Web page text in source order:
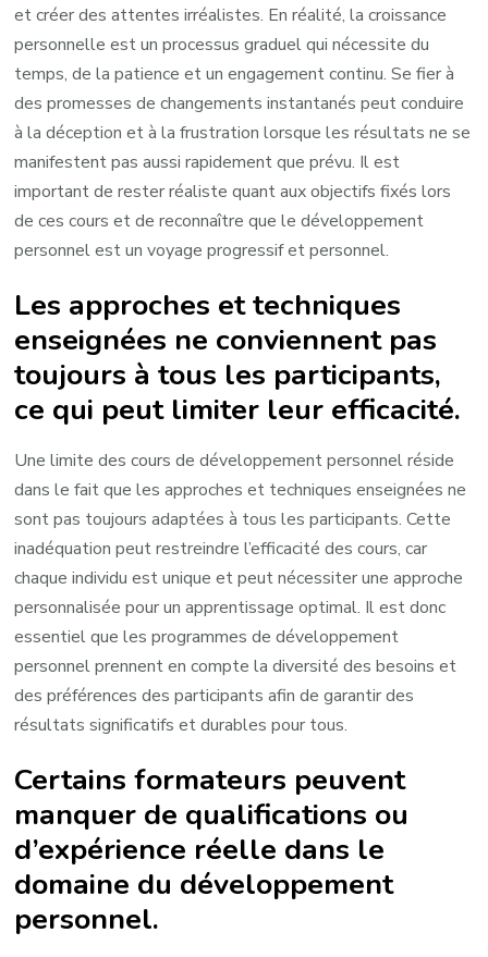
et créer des attentes irréalistes. En réalité, la croissance
personnelle est un processus graduel qui nécessite du
temps, de la patience et un engagement continu. Se fier à
des promesses de changements instantanés peut conduire
à la déception et à la frustration lorsque les résultats ne se
manifestent pas aussi rapidement que prévu. Il est
important de rester réaliste quant aux objectifs fixés lors
de ces cours et de reconnaître que le développement
personnel est un voyage progressif et personnel.
Les approches et techniques
enseignées ne conviennent pas
toujours à tous les participants,
ce qui peut limiter leur efficacité.
Une limite des cours de développement personnel réside
dans le fait que les approches et techniques enseignées ne
sont pas toujours adaptées à tous les participants. Cette
inadéquation peut restreindre l’efficacité des cours, car
chaque individu est unique et peut nécessiter une approche
personnalisée pour un apprentissage optimal. Il est donc
essentiel que les programmes de développement
personnel prennent en compte la diversité des besoins et
des préférences des participants afin de garantir des
résultats significatifs et durables pour tous.
Certains formateurs peuvent
manquer de qualifications ou
d’expérience réelle dans le
domaine du développement
personnel.